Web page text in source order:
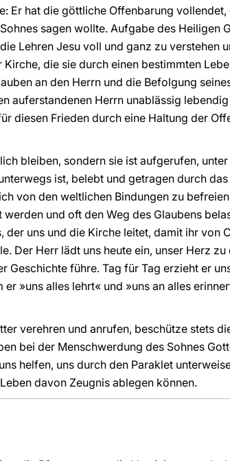
Er hat die göttliche Offenbarung vollendet,
sagen wollte. Aufgabe des Heiligen
Lehren Jesu voll und ganz zu verstehen
die sie durch einen bestimmten
an den Herrn und die Befolgung
auferstandenen Herrn unablässig
diesen Frieden durch eine Haltung der
bleiben, sondern sie ist aufgerufen,
ist, belebt und getragen durch
von den weltlichen Bindungen zu
und oft den Weg des Glaubens
der uns und die Kirche leitet, damit ihr von
Der Herr lädt uns heute ein, unser Herz
Geschichte führe. Tag für Tag erzieht er
»uns alles lehrt« und »uns an alles
verehren und anrufen, beschütze stets
bei der Menschwerdung des Sohnes
helfen, uns durch den Paraklet
davon Zeugnis ablegen können.